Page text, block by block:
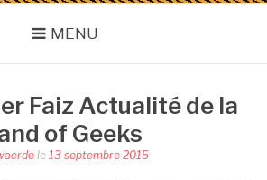
MENU
Faiz Actualité de la
of Geeks
le 13 septembre 2015